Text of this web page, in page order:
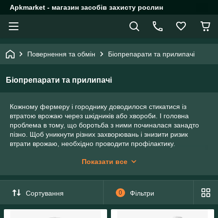
Apkmarket - магазин засобів захисту рослин
Повернення та обмін Біопрепарати та прилипачі
Біопрепарати та прилипачі
Кожному фермеру і городнику доводилося стикатися із
втратою врожаю через шкідників або хвороби. І головна
проблема в тому, що боротьба з ними починалася занадто
пізно. Щоб уникнути різних захворювань і знизити ризик
втрати врожаю, необхідно проводити профілактику.
сьогодні більшість препаратів спрямовані на допомогу у
гусениць, попелиці, кліщів, білокрилок. Однак важливо
починати захист рослин до того, як перераховані вище
паразити з'єднання являються. Тільки так біопрепарати
Показати все
Сортування 0 Фільтри